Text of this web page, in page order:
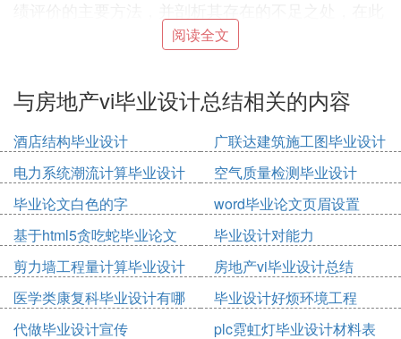
基础上引入因子分析模型，并构建评价上市公司经营
业绩的指标体系，然后应用该模型对我国房地产上市
出了由于会计信息失真等因素的存在，使得该研究方
果的现实指导意义。《我国房地产上市公司经营业绩
实证研究》选取GDP作为衡量经济发展的数据支持，
以房地产开发投资完成额作为房地产行业发展的适合
量度，运用协整分析方法对我国房地产行业与经济增
长之间的动态均衡关系作相关研究。结论是:房地产
行业发展状况对当前GDP变动的影响并不是很显著，
我国房地产行业的发展与经济增长之间不存在明显的
因果关系。认为人民币升值通过两种途径对不同行业
产生影响。一是因人民币升值所导致的资本成本和收
阅读全文
与房地产vi毕业设计总结相关的内容
酒店结构毕业设计
广联达建筑施工图毕业设计
电力系统潮流计算毕业设计
空气质量检测毕业设计
毕业论文白色的字
word毕业论文页眉设置
基于html5贪吃蛇毕业论文
毕业设计对能力
剪力墙工程量计算毕业设计
房地产vi毕业设计总结
医学类康复科毕业设计有哪
些选题
毕业设计好烦环境工程
代做毕业设计宣传
plc霓虹灯毕业设计材料表